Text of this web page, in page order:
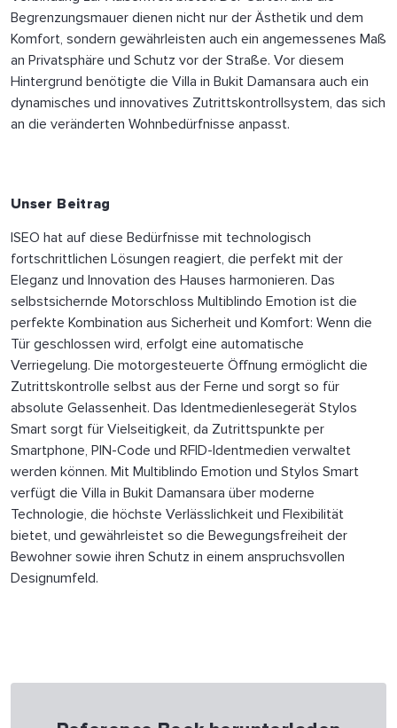
Begrenzungsmauer dienen nicht nur der Ästhetik und dem
Komfort, sondern gewährleisten auch ein angemessenes Maß
an Privatsphäre und Schutz vor der Straße. Vor diesem
Hintergrund benötigte die Villa in Bukit Damansara auch ein
dynamisches und innovatives Zutrittskontrollsystem, das sich
an die veränderten Wohnbedürfnisse anpasst.
Unser Beitrag
ISEO hat auf diese Bedürfnisse mit technologisch
fortschrittlichen Lösungen reagiert, die perfekt mit der
Eleganz und Innovation des Hauses harmonieren. Das
selbstsichernde Motorschloss Multiblindo Emotion ist die
perfekte Kombination aus Sicherheit und Komfort: Wenn die
Tür geschlossen wird, erfolgt eine automatische
Verriegelung. Die motorgesteuerte Öffnung ermöglicht die
Zutrittskontrolle selbst aus der Ferne und sorgt so für
absolute Gelassenheit. Das Identmedienlesegerät Stylos
Smart sorgt für Vielseitigkeit, da Zutrittspunkte per
Smartphone, PIN-Code und RFID-Identmedien verwaltet
werden können. Mit Multiblindo Emotion und Stylos Smart
verfügt die Villa in Bukit Damansara über moderne
Technologie, die höchste Verlässlichkeit und Flexibilität
bietet, und gewährleistet so die Bewegungsfreiheit der
Bewohner sowie ihren Schutz in einem anspruchsvollen
Designumfeld.